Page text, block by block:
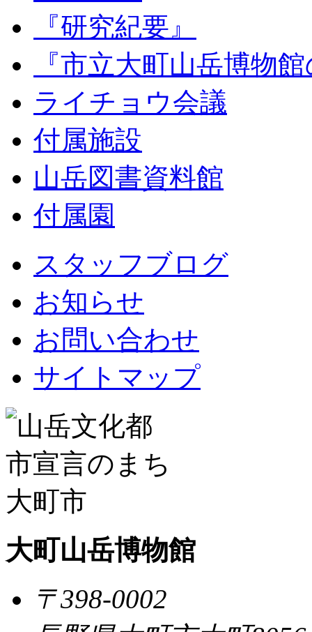
『研究紀要』
『市立大町山岳博物
ライチョウ会議
付属施設
山岳図書資料館
付属園
スタッフブログ
お知らせ
お問い合わせ
サイトマップ
大町山岳博物館
〒398-0002